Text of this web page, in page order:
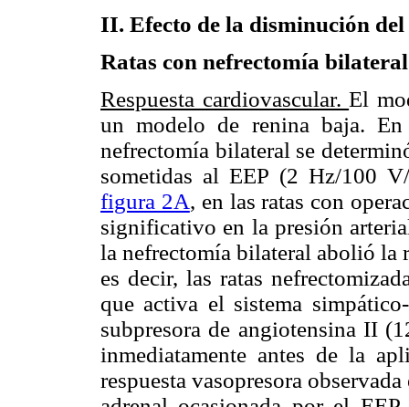
II. Efecto de la disminución
Ratas con nefrectomía bilateral
Respuesta cardiovascular.El
un modelo de renina baja.
nefrectomía bilateral se
sometidas al EEP (2 Hz/100
figura 2A, en las ratas con
significativo en la presión
la nefrectomía bilateral abolió la
es decir, las ratas
que activa el sistema
subpresora de angiotensina II
inmediatamente antes de la
respuesta vasopresora